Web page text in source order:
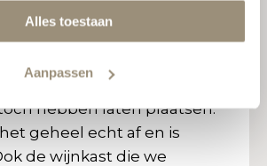
Alles toestaan
Aanpassen
gevoel bij het
ik ben achteraf zó blij
hebben laten plaatsen.
geheel echt af en is
de wijnkast die we